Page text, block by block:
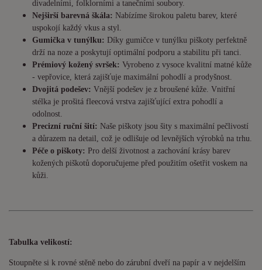
divadelními, folklorními a tanečními soubory.
Nejširší barevná škála: Nabízíme širokou paletu barev, které
uspokojí každý vkus a styl.
Gumička v tunýlku: Díky gumičce v tunýlku piškoty perfektně
drží na noze a poskytují optimální podporu a stabilitu při tanci.
Prémiový kožený svršek: Vyrobeno z vysoce kvalitní matné kůže
- vepřovice, která zajišťuje maximální pohodlí a prodyšnost.
Dvojitá podešev: Vnější podešev je z broušené kůže. Vnitřní
stélka je prošitá fleecová vrstva zajišťující extra pohodlí a
odolnost.
Precizní ruční šití: Naše piškoty jsou šity s maximální pečlivostí
a důrazem na detail, což je odlišuje od levnějších výrobků na trhu.
Péče o piškoty: Pro delší životnost a zachování krásy barev
kožených piškotů doporučujeme před použitím ošetřit voskem na
kůži.
Tabulka velikostí:
Stoupněte si k rovné stěně nebo do zárubní dveří na papír a v nejdelším